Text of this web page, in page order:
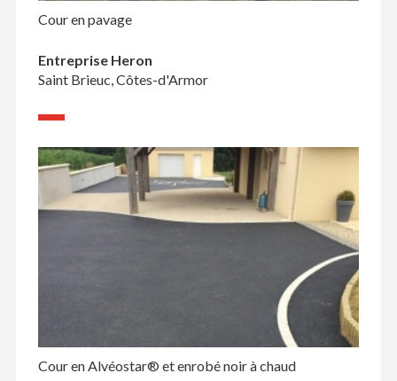
Cour en pavage
Entreprise Heron
Saint Brieuc, Côtes-d'Armor
Cour en Alvéostar® et enrobé noir à chaud